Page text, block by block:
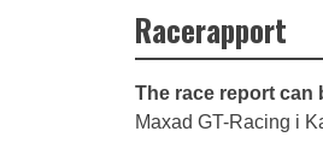
Racerapport
The race report can
Maxad GT-Racing i